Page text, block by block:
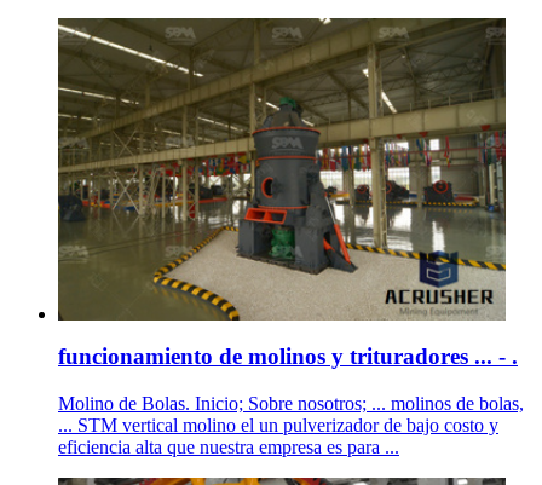
funcionamiento de molinos y trituradores ... - .
Molino de Bolas. Inicio; Sobre nosotros; ... molinos de bolas,
... STM vertical molino el un pulverizador de bajo costo y
eficiencia alta que nuestra empresa es para ...